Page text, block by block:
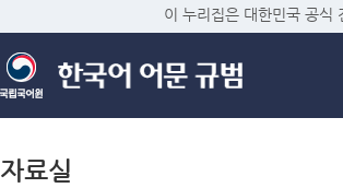
이 누리집은 대한민국 공식
자료실